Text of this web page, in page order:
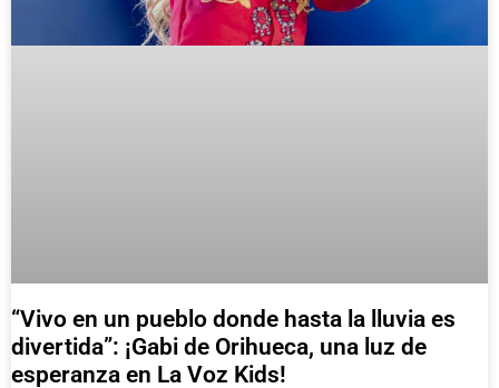
“Vivo en un pueblo donde hasta la lluvia es
divertida”: ¡Gabi de Orihueca, una luz de
esperanza en La Voz Kids!